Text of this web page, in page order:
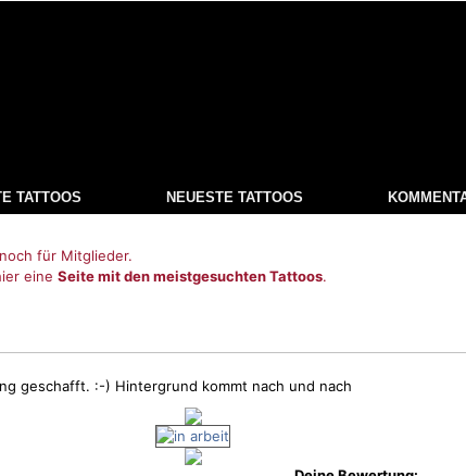
TATTOOS NEUESTE TATTOOS
für Mitglieder.
eine Seite mit den meistgesuchten Tattoos.
geschafft. :-) Hintergrund kommt nach und nach